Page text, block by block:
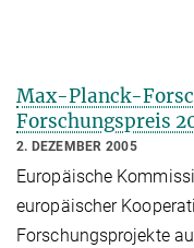
Max-Planck-
Forschungspreis
2. DEZEMBER 2005
Europäische
europäischer
Forschungsprojekte